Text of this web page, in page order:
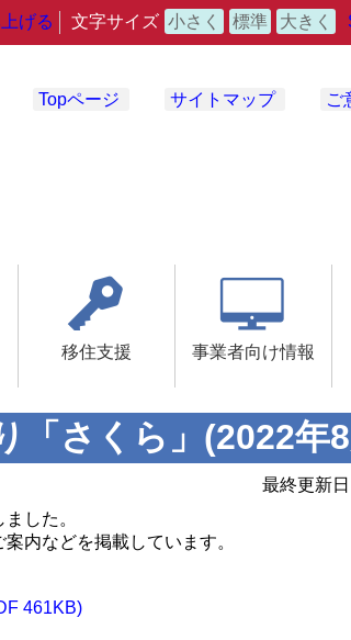
げる 文字サイズ 小さく 標準 大きく
Topページ サイトマップ ご
移住支援 事業者向け情報
「さくら」(2022年
最終更新
した。
内などを掲載しています。
461KB)